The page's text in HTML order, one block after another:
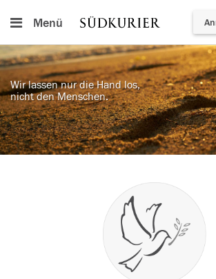
Menü
Wir lassen nur die Hand los,
nicht den Menschen.